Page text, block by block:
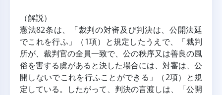
（解説）
憲法82条は、「裁判の対審及び判決は、公開法廷
でこれを行ふ」（1項）と規定したうえで、「裁判
所が、裁判官の全員一致で、公の秩序又は善良の風
俗を害する虞があると決した場合には、対審は、公
開しないでこれを行ふことができる」（2項）と規
定している。したがって、判決の言渡しは、「公開